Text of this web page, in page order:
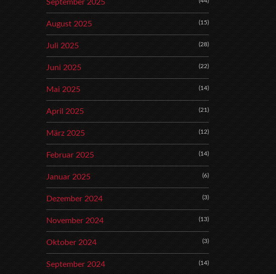
September 2025
August 2025 (15)
Juli 2025 (28)
Juni 2025 (22)
Mai 2025 (14)
April 2025 (21)
März 2025 (12)
Februar 2025 (14)
Januar 2025 (6)
Dezember 2024 (3)
November 2024 (13)
Oktober 2024 (3)
September 2024 (14)